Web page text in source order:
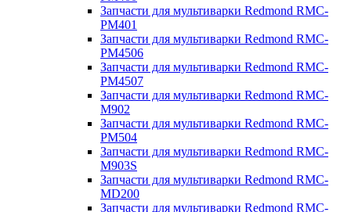
Запчасти для мультиварки Redmond RMC-
PM401
Запчасти для мультиварки Redmond RMC-
PM4506
Запчасти для мультиварки Redmond RMC-
PM4507
Запчасти для мультиварки Redmond RMC-
M902
Запчасти для мультиварки Redmond RMC-
PM504
Запчасти для мультиварки Redmond RMC-
M903S
Запчасти для мультиварки Redmond RMC-
MD200
Запчасти для мультиварки Redmond RMC-